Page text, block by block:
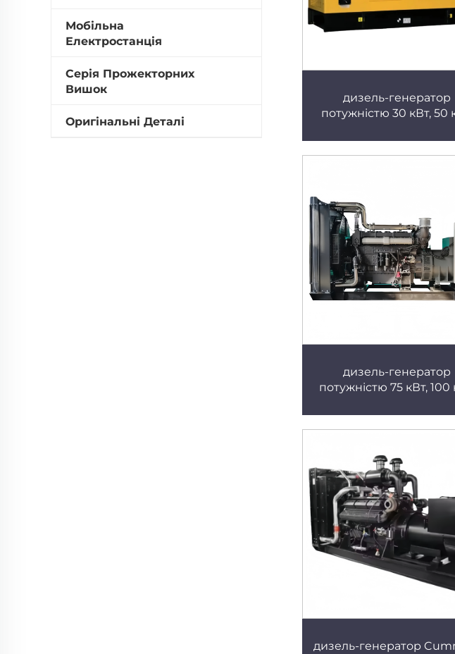
Мобільна
Електростанція
Серія Прожекторних
Вишок
Оригінальні Деталі
дизель-генератор
потужністю 30 кВт, 50
майданчиків,
причіп, висока
дизель-генератор
потужністю 75 кВт, 100
банків, тихий тип,
старт при
дизель-генератор